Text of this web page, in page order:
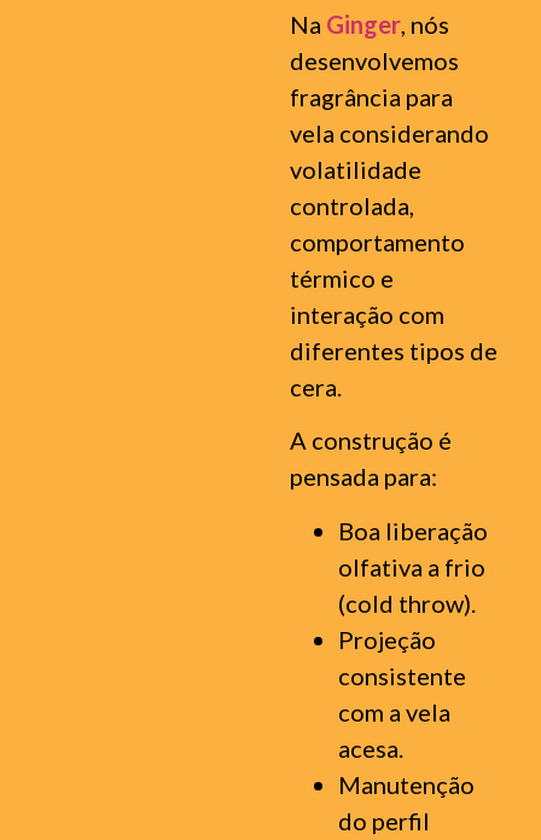
Na Ginger, nós
desenvolvemos
fragrância para
vela considerando
volatilidade
controlada,
comportamento
térmico e
interação com
diferentes tipos de
cera.
A construção é
pensada para:
Boa liberação
olfativa a frio
(cold throw).
Projeção
consistente
com a vela
acesa.
Manutenção
do perfil